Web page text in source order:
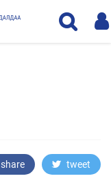
share tweet